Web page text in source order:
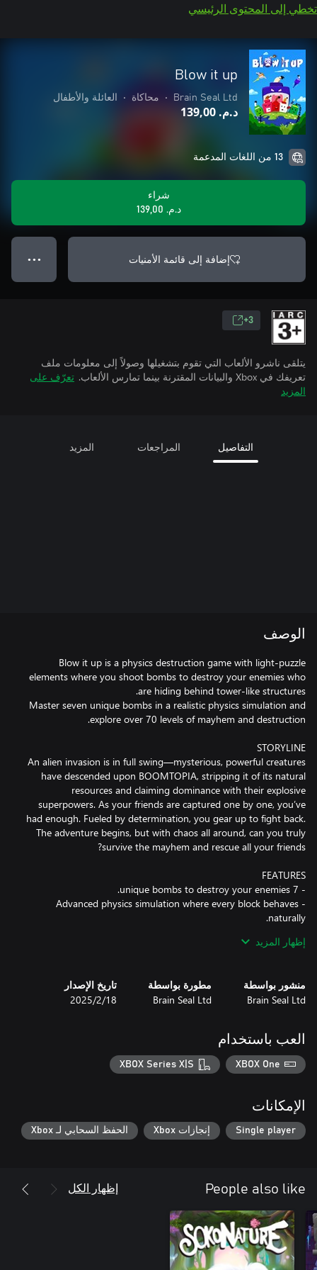
تخطي إلى المحتوى الرئيسي
Blow it up
Brain Seal Ltd
• محاكاة • العائلة والأطفال
د.م.‏ 139,00
13 من اللغات المدعمة
شراء
د.م.‏ 139,00
إضافة إلى قائمة الأمنيات ● ● ●
3+
يتلقى ناشرو الألعاب التي تقوم بتشغيلها وصولاً إلى معلومات ملف
تعريفك في Xbox والبيانات المقترنة بينما تمارس الألعاب.
تعرّف على
المزيد
التفاصيل المراجعات المزيد
الوصف
Blow it up is a physics destruction game with light-puzzle
elements where you shoot bombs to destroy your enemies who
Master seven unique bombs in a realistic physics simulation and
An alien invasion is in full swing—mysterious, powerful creatures
have descended upon BOOMTOPIA, stripping it of its natural
resources and claiming dominance with their explosive
superpowers. As your friends are captured one by one, you’ve
had enough. Fueled by determination, you gear up to fight back.
The adventure begins, but with chaos all around, can you truly
- Advanced physics simulation where every block behaves
Blow it up is the ultimate explosive experience!!
إظهار المزيد
منشور بواسطة
Brain Seal Ltd
مطورة بواسطة
Brain Seal Ltd
تاريخ الإصدار
18‏/2‏/2025
العب باستخدام
XBOX One
XBOX Series X|S
الإمكانات
Single player إنجازات Xbox الحفظ السحابي لـ Xbox
People also like إظهار الكل